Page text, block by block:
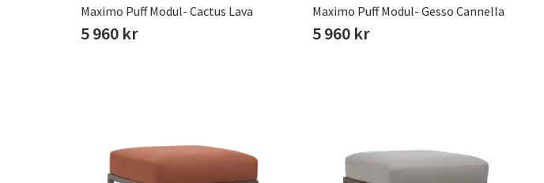
Maximo Puff Modul- Cactus Lava
5 960 kr
Maximo Puff Modul- Gesso Cannella
5 960 kr